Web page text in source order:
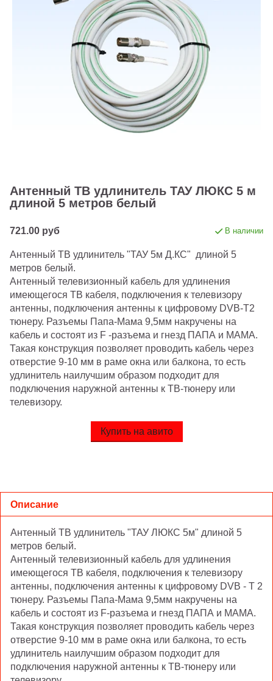
Антенный ТВ удлинитель ТАУ ЛЮКС 5 м
длиной 5 метров белый
721.00 руб В наличии
Антенный ТВ удлинитель "ТАУ 5м Д.КС" длиной 5
метров белый.
Антенный телевизионный кабель для удлинения
имеющегося ТВ кабеля, подключения к телевизору
антенны, подключения антенны к цифровому DVB-T2
тюнеру. Разъемы Папа-Мама 9,5мм накручены на
кабель и состоят из F -разъема и гнезд ПАПА и МАМА.
Такая конструкция позволяет проводить кабель через
отверстие 9-10 мм в раме окна или балкона, то есть
удлинитель наилучшим образом подходит для
подключения наружной антенны к ТВ-тюнеру или
телевизору.
Купить на авито
Описание
Антенный ТВ удлинитель "ТАУ ЛЮКС 5м" длиной 5
метров белый.
Антенный телевизионный кабель для удлинения
имеющегося ТВ кабеля, подключения к телевизору
антенны, подключения антенны к цифровому DVB - T 2
тюнеру. Разъемы Папа-Мама 9,5мм накручены на
кабель и состоят из F-разъема и гнезд ПАПА и МАМА.
Такая конструкция позволяет проводить кабель через
отверстие 9-10 мм в раме окна или балкона, то есть
удлинитель наилучшим образом подходит для
подключения наружной антенны к ТВ-тюнеру или